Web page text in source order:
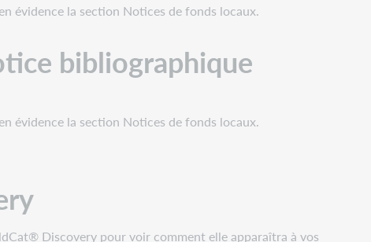
évidence la section Notices de fonds locaux.
bibliographique
évidence la section Notices de fonds locaux.
Discovery pour voir comment elle apparaîtra à vos